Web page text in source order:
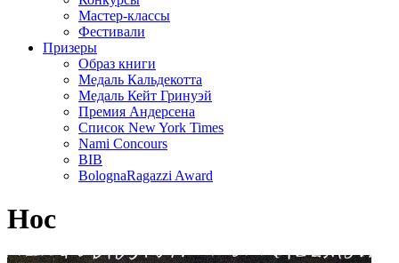
Мастер-классы
Фестивали
Призеры
Образ книги
Медаль Кальдекотта
Медаль Кейт Гринуэй
Премия Андерсена
Список New York Times
Nami Concours
BIB
BolognaRagazzi Award
Нос